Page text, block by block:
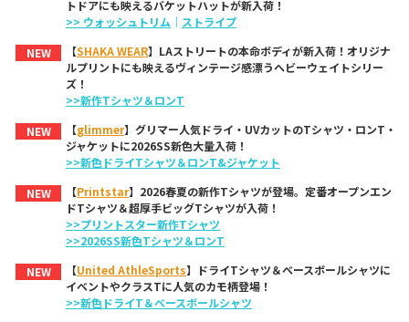
トドアにも映えるバケットハットが新入荷！
>> ウォッシュトリム ｜ ストライプ
NEW
【SHAKA WEAR】LAストリートの本命ボディが新入荷！オリジナ
ルプリントにも映えるヴィンテージ感漂うヘビーウェイトシリー
ズ！
>>新作Tシャツ＆ロンT
NEW
【glimmer】グリマー人気ドライ・UVカットのTシャツ・ロンT・
ジャケットに2026SS新色大量入荷！
>>新色ドライTシャツ＆ロンT&ジャケット
NEW
【Printstar】2026春夏の新作Tシャツが登場。定番オープンエン
ドTシャツ＆超厚手ビッグTシャツが入荷！
>>プリントスター新作Tシャツ
>>2026SS新色Tシャツ＆ロンT
NEW
【United AthleSports】ドライTシャツ＆ベースボールシャツに
イベントやクラスTに人気のカモ柄登場！
>>新色ドライT＆ベースボールシャツ